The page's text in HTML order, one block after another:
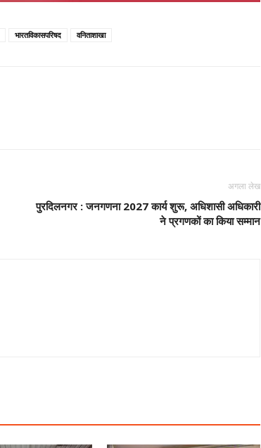
भारतविकासपरिषद वनिताशाखा
अगला लेख
पुरदिलनगर : जनगणना 2027 कार्य शुरू, अधिशासी अधिकारी
ने प्रगणकों का किया सम्मान